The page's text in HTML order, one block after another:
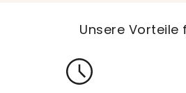
Unsere Vorteile